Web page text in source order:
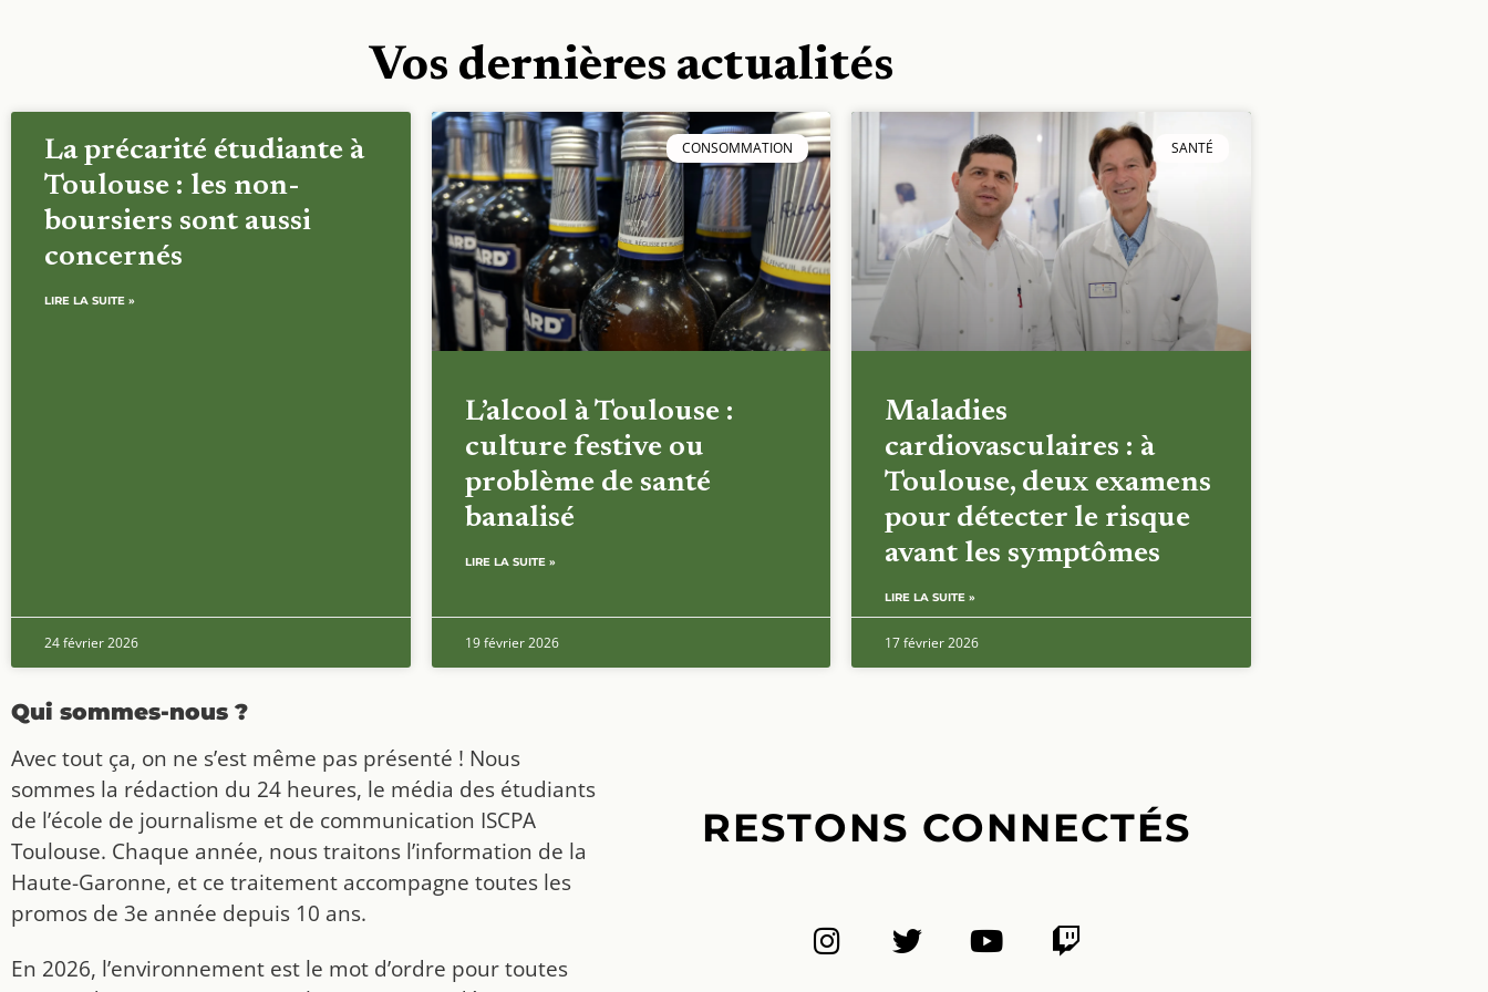
Vos dernières actualités
La précarité étudiante à
Toulouse : les non-
boursiers sont aussi
concernés
LIRE LA SUITE »
24 février 2026
CONSOMMATION
L’alcool à Toulouse :
culture festive ou
problème de santé
banalisé
LIRE LA SUITE »
19 février 2026
SANTÉ
Maladies
cardiovasculaires : à
Toulouse, deux examens
pour détecter le risque
avant les symptômes
LIRE LA SUITE »
17 février 2026
Qui sommes-nous ?
Avec tout ça, on ne s’est même pas présenté ! Nous
sommes la rédaction du 24 heures, le média des étudiants
de l’école de journalisme et de communication ISCPA
Toulouse. Chaque année, nous traitons l’information de la
Haute-Garonne, et ce traitement accompagne toutes les
promos de 3e année depuis 10 ans.
En 2026, l’environnement est le mot d’ordre pour toutes
RESTONS CONNECTÉS